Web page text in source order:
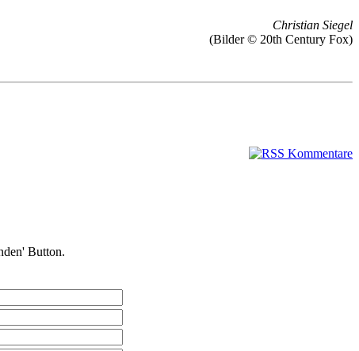
Christian Siegel
(Bilder © 20th Century Fox)
Button.